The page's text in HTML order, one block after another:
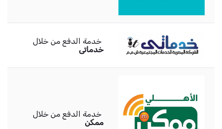
خدمة الدفع من خلال
خدماتى
خدمة الدفع من خلال
ممكن